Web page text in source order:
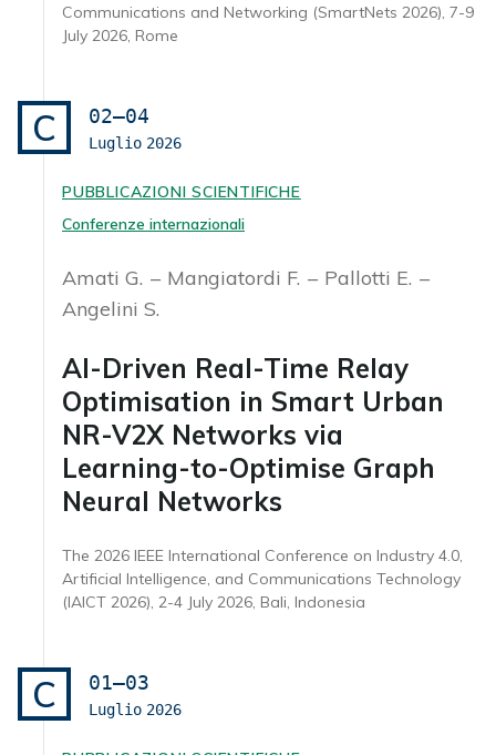
Communications and Networking (SmartNets 2026), 7-9
July 2026, Rome
C 02–04
Luglio 2026
PUBBLICAZIONI SCIENTIFICHE
Conferenze internazionali
Amati G. Mangiatordi F.
Pallotti E.
Angelini S.
AI-Driven Real-Time Relay
Optimisation in Smart Urban
NR-V2X Networks via
Learning-to-Optimise Graph
Neural Networks
The 2026 IEEE International Conference on Industry 4.0,
Artificial Intelligence, and Communications Technology
(IAICT 2026), 2-4 July 2026, Bali, Indonesia
C 01–03
Luglio 2026